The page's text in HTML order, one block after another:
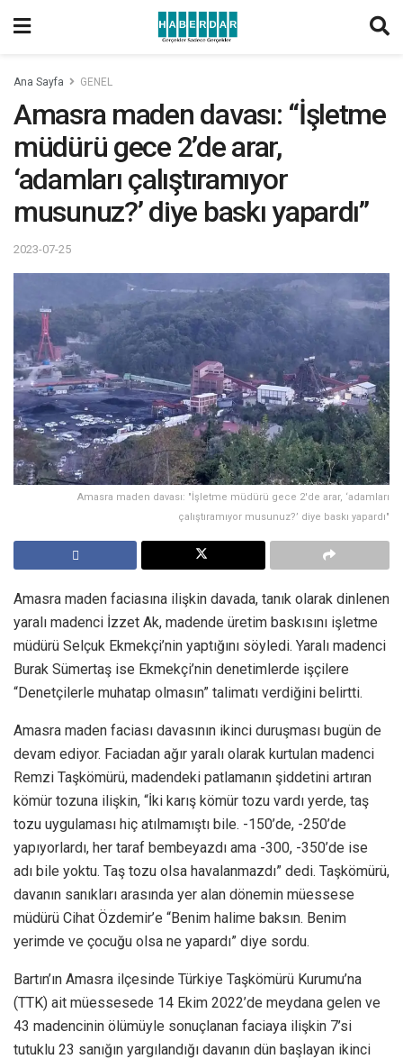
Ana Sayfa GENEL
Amasra maden davası: “İşletme
müdürü gece 2’de arar,
‘adamları çalıştıramıyor
musunuz?’ diye baskı yapardı”
2023-07-25
Amasra maden davası: "İşletme müdürü gece 2'de arar, ‘adamları
çalıştıramıyor musunuz?’ diye baskı yapardı"
Amasra maden faciasına ilişkin davada, tanık olarak dinlenen
yaralı madenci İzzet Ak, madende üretim baskısını işletme
müdürü Selçuk Ekmekçi’nin yaptığını söyledi. Yaralı madenci
Burak Sümertaş ise Ekmekçi’nin denetimlerde işçilere
“Denetçilerle muhatap olmasın” talimatı verdiğini belirtti.
Amasra maden faciası davasının ikinci duruşması bugün de
devam ediyor. Faciadan ağır yaralı olarak kurtulan madenci
Remzi Taşkömürü, madendeki patlamanın şiddetini artıran
kömür tozuna ilişkin, “İki karış kömür tozu vardı yerde, taş
tozu uygulaması hiç atılmamıştı bile. -150’de, -250’de
yapıyorlardı, her taraf bembeyazdı ama -300, -350’de ise
adı bile yoktu. Taş tozu olsa havalanmazdı” dedi. Taşkömürü,
davanın sanıkları arasında yer alan dönemin müessese
müdürü Cihat Özdemir’e “Benim halime baksın. Benim
yerimde ve çocuğu olsa ne yapardı” diye sordu.
Bartın’ın Amasra ilçesinde Türkiye Taşkömürü Kurumu’na
(TTK) ait müessesede 14 Ekim 2022’de meydana gelen ve
43 madencinin ölümüyle sonuçlanan faciaya ilişkin 7’si
tutuklu 23 sanığın yargılandığı davanın dün başlayan ikinci